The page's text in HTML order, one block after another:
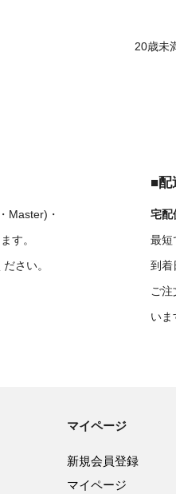
20歳未
Master)・
す。
さい。
■配
宅配
最短
到着
ご注
いま
マイページ
新規会員登録
マイページ